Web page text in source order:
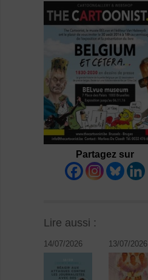
Partagez sur
Lire aussi :
14/07/2026 13/07/2026